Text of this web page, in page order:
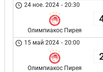
24 ное. 2024 - 20:30
Олимпиакос Пирея
15 май 2024 - 20:00
Олимпиакос Пирея